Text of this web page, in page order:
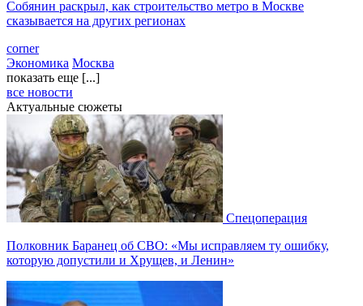
Собянин раскрыл, как строительство метро в Москве
сказывается на других регионах
corner
Экономика Москва
показать еще [...]
все новости
Актуальные сюжеты
Спецоперация
Полковник Баранец об СВО: «Мы исправляем ту ошибку,
которую допустили и Хрущев, и Ленин»